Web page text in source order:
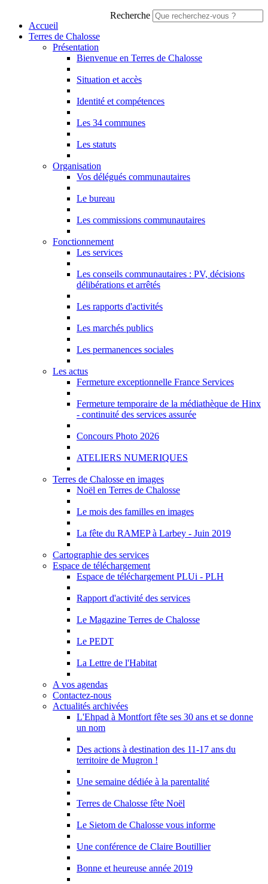
Recherche
Accueil
Terres de Chalosse
Présentation
Bienvenue en Terres de Chalosse
Situation et accès
Identité et compétences
Les 34 communes
Les statuts
Organisation
Vos délégués communautaires
Le bureau
Les commissions communautaires
Fonctionnement
Les services
Les conseils communautaires : PV, décisions
délibérations et arrêtés
Les rapports d'activités
Les marchés publics
Les permanences sociales
Les actus
Fermeture exceptionnelle France Services
Fermeture temporaire de la médiathèque de Hinx
- continuité des services assurée
Concours Photo 2026
ATELIERS NUMERIQUES
Terres de Chalosse en images
Noël en Terres de Chalosse
Le mois des familles en images
La fête du RAMEP à Larbey - Juin 2019
Cartographie des services
Espace de téléchargement
Espace de téléchargement PLUi - PLH
Rapport d'activité des services
Le Magazine Terres de Chalosse
Le PEDT
La Lettre de l'Habitat
A vos agendas
Contactez-nous
Actualités archivées
L'Ehpad à Montfort fête ses 30 ans et se donne
un nom
Des actions à destination des 11-17 ans du
territoire de Mugron !
Une semaine dédiée à la parentalité
Terres de Chalosse fête Noël
Le Sietom de Chalosse vous informe
Une conférence de Claire Boutillier
Bonne et heureuse année 2019